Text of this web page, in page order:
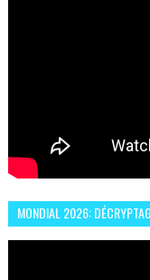
MONDIAL 2026: